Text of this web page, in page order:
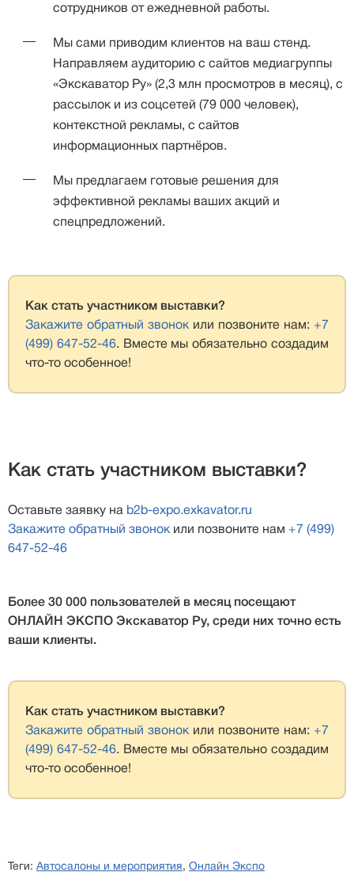
сотрудников от ежедневной работы.
Мы сами приводим клиентов на ваш стенд.
Направляем аудиторию с сайтов медиагруппы
«Экскаватор Ру» (2,3 млн просмотров в месяц), с
рассылок и из соцсетей (79 000 человек),
контекстной рекламы, с сайтов
информационных партнёров.
Мы предлагаем готовые решения для
эффективной рекламы ваших акций и
спецпредложений.
Как стать участником выставки?
Закажите обратный звонокили позвоните нам: +7
(499) 647-52-46. Вместе мы обязательно создадим
что-то особенное!
Как стать участником выставки?
Оставьте заявку на b2b-expo.exkavator.ru
Закажите обратный звонокили позвоните нам +7 (499)
647-52-46
Более 30 000 пользователей в месяц посещают
ОНЛАЙН ЭКСПО Экскаватор Ру, среди них точно есть
ваши клиенты.
Как стать участником выставки?
Закажите обратный звонокили позвоните нам: +7
(499) 647-52-46. Вместе мы обязательно создадим
что-то особенное!
Теги: Автосалоны и мероприятия, Онлайн Экспо